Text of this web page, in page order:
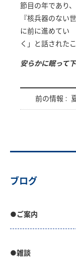
節目の年であり、
『核兵器のない
に前に進めてい
く」と話された
安らかに眠って
前の情報 :
ブログ
●ご案内
●雑談